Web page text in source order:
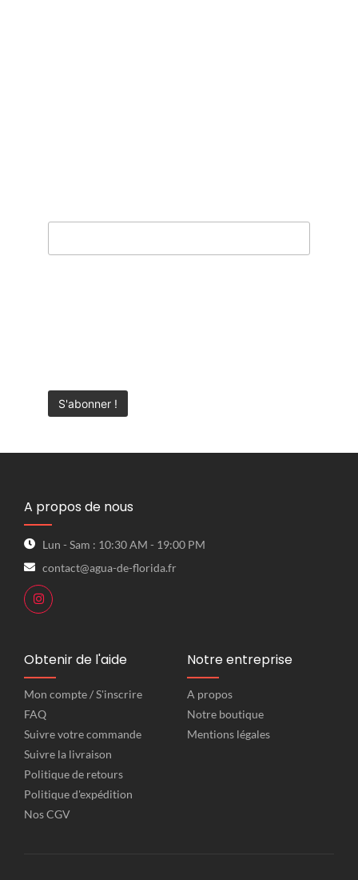
A propos de nous
Lun - Sam : 10:30 AM - 19:00 PM
contact@agua-de-florida.fr
Obtenir de l'aide
Mon compte / S'inscrire
FAQ
Suivre votre commande
Suivre la livraison
Politique de retours
Politique d'expédition
Nos CGV
Notre entreprise
A propos
Notre boutique
Mentions légales